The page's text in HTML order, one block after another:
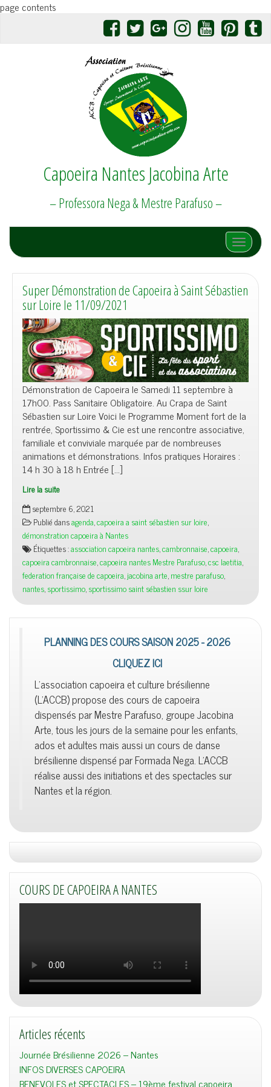
page contents
Capoeira Nantes Jacobina Arte
– Professora Nega & Mestre Parafuso –
Afficher/
Super Démonstration de Capoeira à Saint Sébastien
sur Loire le 11/09/2021
Démonstration de Capoeira le Samedi 11 septembre à
17h00. Pass Sanitaire Obligatoire. Au Crapa de Saint
Sébastien sur Loire Voici le Programme Moment fort de la
rentrée, Sportissimo & Cie est une rencontre associative,
familiale et conviviale marquée par de nombreuses
animations et démonstrations. Infos pratiques Horaires :
14 h 30 à 18 h Entrée […]
Lire la suite
septembre 6, 2021
Publié dansagenda,capoeira a saint sébastien sur loire,
démonstration capoeira à Nantes
Étiquettes :association capoeira nantes,cambronnaise,capoeira,
capoeira cambronnaise,capoeira nantes Mestre Parafuso,csc laetitia,
federation française de capoeira,jacobina arte,mestre parafuso,
nantes,sportissimo,sportissimo saint sébastien ssur loire
PLANNING DES COURS SAISON 2025 - 2026
CLIQUEZ ICI
L'association capoeira et culture brésilienne
(L'ACCB) propose des cours de capoeira
dispensés par Mestre Parafuso, groupe Jacobina
Arte, tous les jours de la semaine pour les enfants,
ados et adultes mais aussi un cours de danse
brésilienne dispensé par Formada Nega. L'ACCB
réalise aussi des initiations et des spectacles sur
Nantes et la région.
COURS DE CAPOEIRA A NANTES
Articles récents
Journée Brésilienne 2026 – Nantes
INFOS DIVERSES CAPOEIRA
BENEVOLES et SPECTACLES – 19ème festival capoeira